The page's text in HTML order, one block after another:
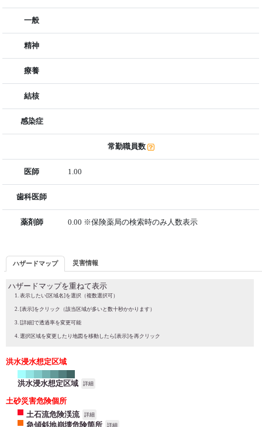
一般
精神
療養
結核
感染症
常勤職員数
医師 1.00
歯科医師
薬剤師 0.00 ※保険薬局の検索時のみ人数表示
ハザードマップ 災害情報
ハザードマップを重ねて表示
表示したい[区域名]を選択（複数選択可）
[表示]をクリック（該当区域が多いと数十秒かかります）
[詳細]で透過率を変更可能
選択区域を変更したり地図を移動したら[表示]を再クリック
洪水浸水想定区域
洪水浸水想定区域 詳細
土砂災害危険個所
土石流危険渓流
詳細
急傾斜地崩壊危険箇所 詳細